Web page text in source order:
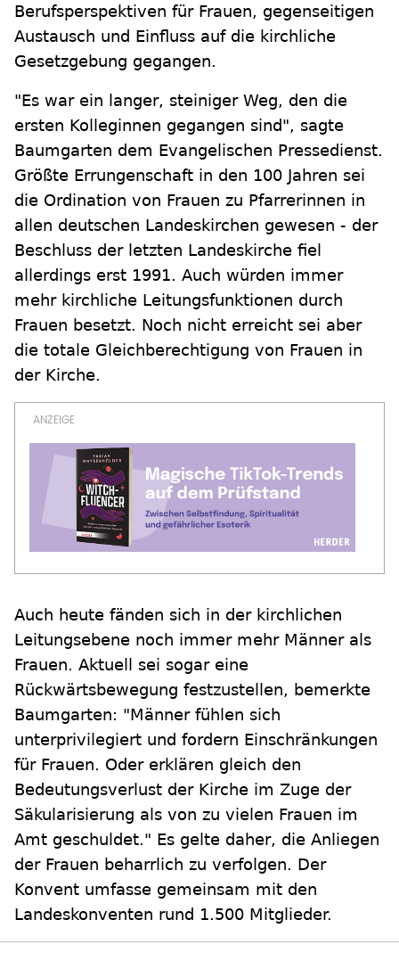
Berufsperspektiven für Frauen, gegenseitigen
Austausch und Einfluss auf die kirchliche
Gesetzgebung gegangen.
"Es war ein langer, steiniger Weg, den die
ersten Kolleginnen gegangen sind", sagte
Baumgarten dem Evangelischen Pressedienst.
Größte Errungenschaft in den 100 Jahren sei
die Ordination von Frauen zu Pfarrerinnen in
allen deutschen Landeskirchen gewesen - der
Beschluss der letzten Landeskirche fiel
allerdings erst 1991. Auch würden immer
mehr kirchliche Leitungsfunktionen durch
Frauen besetzt. Noch nicht erreicht sei aber
die totale Gleichberechtigung von Frauen in
der Kirche.
Auch heute fänden sich in der kirchlichen
Leitungsebene noch immer mehr Männer als
Frauen. Aktuell sei sogar eine
Rückwärtsbewegung festzustellen, bemerkte
Baumgarten: "Männer fühlen sich
unterprivilegiert und fordern Einschränkungen
für Frauen. Oder erklären gleich den
Bedeutungsverlust der Kirche im Zuge der
Säkularisierung als von zu vielen Frauen im
Amt geschuldet." Es gelte daher, die Anliegen
der Frauen beharrlich zu verfolgen. Der
Konvent umfasse gemeinsam mit den
Landeskonventen rund 1.500 Mitglieder.